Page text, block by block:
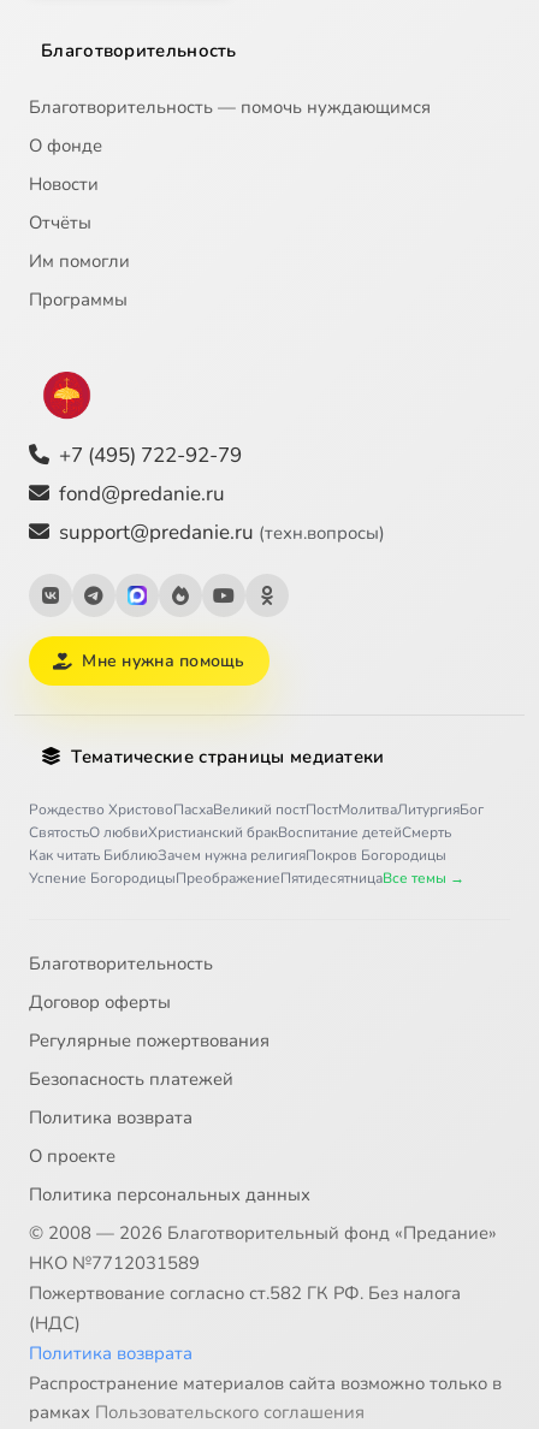
Благотворительность
Благотворительность — помочь нуждающимся
О фонде
Новости
Отчёты
Им помогли
Программы
+7 (495) 722-92-79
fond@predanie.ru
support@predanie.ru (техн.вопросы)
Мне нужна помощь
Тематические страницы медиатеки
Рождество ХристовоПасхаВеликий постПостМолитваЛитургияБог
СвятостьО любвиХристианский бракВоспитание детейСмерть
Как читать БиблиюЗачем нужна религияПокров Богородицы
Успение БогородицыПреображениеПятидесятницаВсе темы →
Благотворительность
Договор оферты
Регулярные пожертвования
Безопасность платежей
Политика возврата
О проекте
Политика персональных данных
© 2008 — 2026 Благотворительный фонд «Предание»
НКО №7712031589
Пожертвование согласно ст.582 ГК РФ. Без налога
(НДС)
Политика возврата
Распространение материалов сайта возможно только в
рамках Пользовательского соглашения